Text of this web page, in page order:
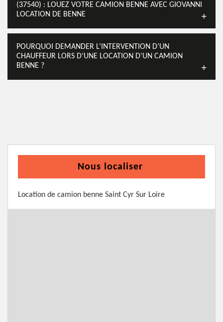
(37540) : LOUEZ VOTRE CAMION BENNE AVEC GIOVANNI
LOCATION DE BENNE
POURQUOI DEMANDER L’INTERVENTION D’UN
CHAUFFEUR LORS D’UNE LOCATION D’UN CAMION
BENNE ?
Nous localiser
Location de camion benne Saint Cyr Sur Loire